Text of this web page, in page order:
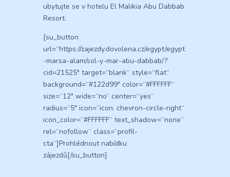
ubytujte se v hotelu El Malikia Abu Dabbab
Resort.
[su_button
url=“https://zajezdy.dovolena.cz/egypt/egypt
-marsa-alam/sol-y-mar-abu-dabbab/?
cid=21525″ target=“blank“ style=“flat“
background=“#122d99″ color=“#FFFFFF“
size=“12″ wide=“no“ center=“yes“
radius=“5″ icon=“icon: chevron-circle-right“
icon_color=“#FFFFFF“ text_shadow=“none“
rel=“nofollow“ class=“profil-
cta“]Prohlédnout nabídku
zájezdů[/su_button]